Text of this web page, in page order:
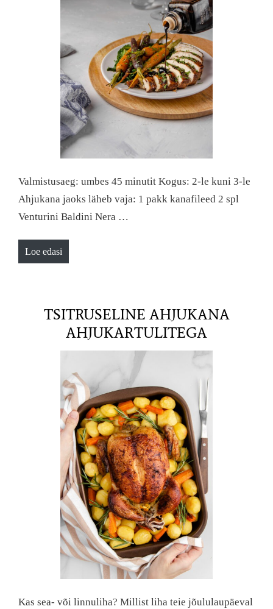
Valmistusaeg: umbes 45 minutit Kogus: 2-le kuni 3-le
Ahjukana jaoks läheb vaja: 1 pakk kanafileed 2 spl
Venturini Baldini Nera …
Loe edasi
TSITRUSELINE AHJUKANA
AHJUKARTULITEGA
Kas sea- või linnuliha? Millist liha teie jõululaupäeval